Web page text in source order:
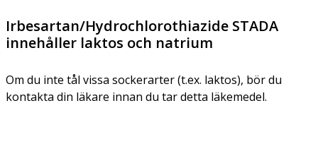
Irbesartan/Hydrochlorothiazide STADA
innehåller laktos och natrium
Om du inte tål vissa sockerarter (t.ex. laktos), bör du
kontakta din läkare innan du tar detta läkemedel.